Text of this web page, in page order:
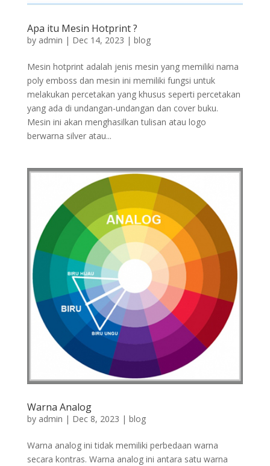
Apa itu Mesin Hotprint ?
by admin | Dec 14, 2023 | blog
Mesin hotprint adalah jenis mesin yang memiliki nama
poly emboss dan mesin ini memiliki fungsi untuk
melakukan percetakan yang khusus seperti percetakan
yang ada di undangan-undangan dan cover buku.
Mesin ini akan menghasilkan tulisan atau logo
berwarna silver atau...
Warna Analog
by admin | Dec 8, 2023 | blog
Warna analog ini tidak memiliki perbedaan warna
secara kontras. Warna analog ini antara satu warna